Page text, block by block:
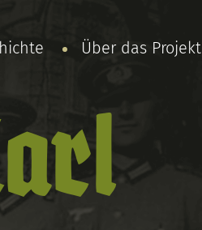
Über das Projekt